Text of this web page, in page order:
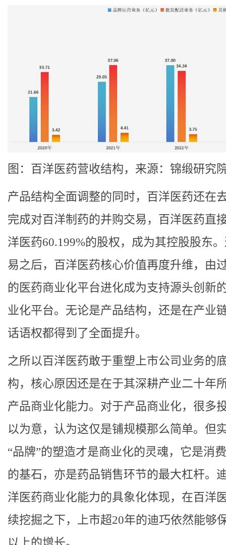
图：百洋医药营收结构，来源：锦缎研究
产品结构全面调整的同时，百洋医药还在
完成对百洋制药的并购交易，百洋医药直
洋医药60.199%的股权，成为其控股股东
易之后，百洋医药核心价值再度升维，由
的医药商业化平台进化成为支持源头创新
业化平台。无论是产品结构，还是在产业
话语权都得到了全面提升。
之所以百洋医药敢于重塑上市公司业务的
构，核心原因还是在于其深耕产业二十年
产品商业化能力。对于产品商业化，很多
以为意，认为这仅是铺规模那么简单。但
“品牌”的塑造才是商业化的灵魂，它是消
的基石，亦是药品销售环节的最大杠杆。
洋医药商业化能力的具象化体现，在百洋
续挖掘之下，上市超20年的迪巧依然能够